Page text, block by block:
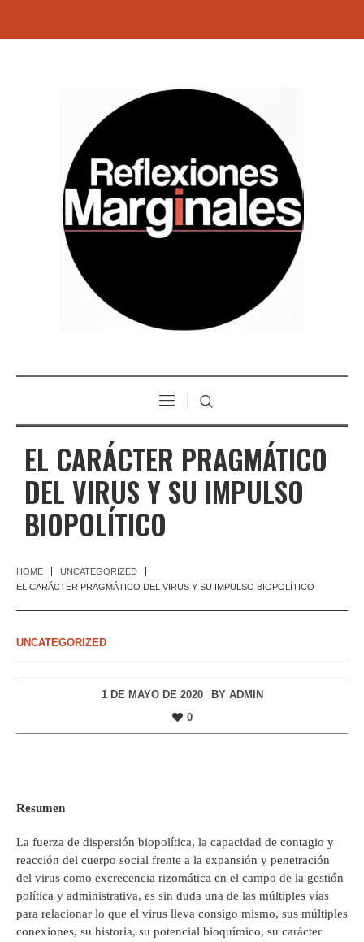
EL CARÁCTER PRAGMÁTICO
DEL VIRUS Y SU IMPULSO
BIOPOLÍTICO
HOME
UNCATEGORIZED
EL CARÁCTER PRAGMÁTICO DEL VIRUS Y SU IMPULSO BIOPOLÍTICO
UNCATEGORIZED
1 DE MAYO DE 2020 BY ADMIN
0
Resumen
La fuerza de dispersión biopolítica, la capacidad de contagio y
reacción del cuerpo social frente a la expansión y penetración
del virus como excrecencia rizomática en el campo de la gestión
política y administrativa, es sin duda una de las múltiples vías
para relacionar lo que el virus lleva consigo mismo, sus múltiples
conexiones, su historia, su potencial bioquímico, su carácter